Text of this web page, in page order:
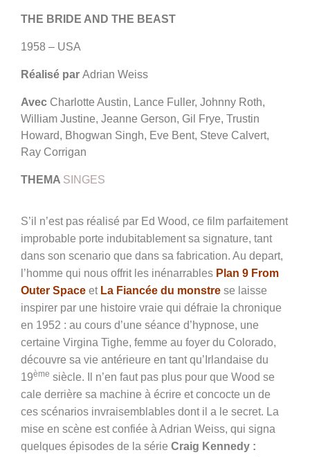
THE BRIDE AND THE BEAST
1958 – USA
Réalisé par Adrian Weiss
Avec Charlotte Austin, Lance Fuller, Johnny Roth,
William Justine, Jeanne Gerson, Gil Frye, Trustin
Howard, Bhogwan Singh, Eve Bent, Steve Calvert,
Ray Corrigan
THEMA SINGES
S’il n’est pas réalisé par Ed Wood, ce film parfaitement
improbable porte indubitablement sa signature, tant
dans son scenario que dans sa fabrication. Au depart,
l’homme qui nous offrit les inénarrables Plan 9 From
Outer Space et La Fiancée du monstre se laisse
inspirer par une histoire vraie qui défraie la chronique
en 1952 : au cours d’une séance d’hypnose, une
certaine Virgina Tighe, femme au foyer du Colorado,
découvre sa vie antérieure en tant qu’Irlandaise du
19ème siècle. Il n’en faut pas plus pour que Wood se
cale derrière sa machine à écrire et concocte un de
ces scénarios invraisemblables dont il a le secret. La
mise en scène est confiée à Adrian Weiss, qui signa
quelques épisodes de la série Craig Kennedy :